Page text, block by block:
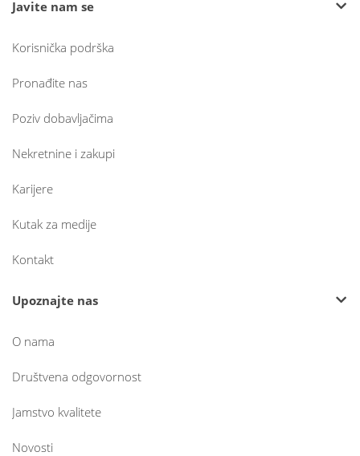
Javite nam se
Korisnička podrška
Pronađite nas
Poziv dobavljačima
Nekretnine i zakupi
Karijere
Kutak za medije
Kontakt
Upoznajte nas
O nama
Društvena odgovornost
Jamstvo kvalitete
Novosti